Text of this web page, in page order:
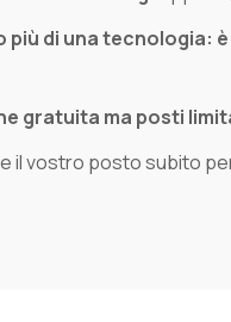
più di una tecnologia:
gratuita ma posti
il vostro posto subito